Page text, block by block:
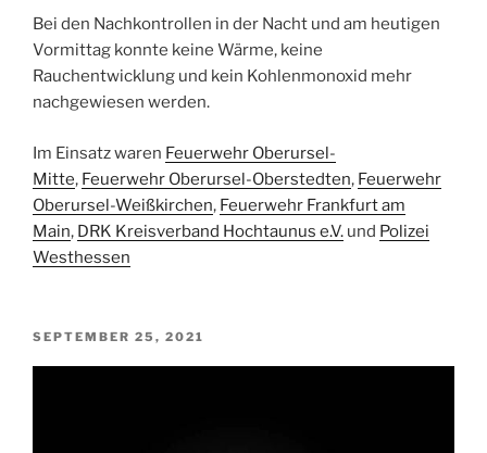
Bei den Nachkontrollen in der Nacht und am heutigen
Vormittag konnte keine Wärme, keine
Rauchentwicklung und kein Kohlenmonoxid mehr
nachgewiesen werden.
Im Einsatz waren Feuerwehr Oberursel-
Mitte, Feuerwehr Oberursel-Oberstedten, Feuerwehr
Oberursel-Weißkirchen, Feuerwehr Frankfurt am
Main, DRK Kreisverband Hochtaunus e.V. und Polizei
Westhessen
VERÖFFENTLICHT
SEPTEMBER 25, 2021